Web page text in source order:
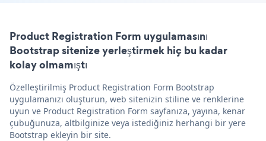
Product Registration Form uygulamasını
Bootstrap sitenize yerleştirmek hiç bu kadar
kolay olmamıştı
Özelleştirilmiş Product Registration Form Bootstrap
uygulamanızı oluşturun, web sitenizin stiline ve renklerine
uyun ve Product Registration Form sayfanıza, yayına, kenar
çubuğunuza, altbilginize veya istediğiniz herhangi bir yere
Bootstrap ekleyin bir site.